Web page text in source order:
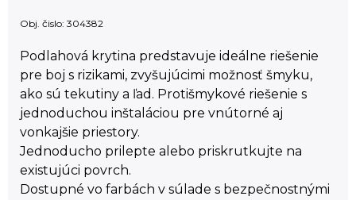
Obj. čislo: 304382
Podlahová krytina predstavuje ideálne riešenie
pre boj s rizikami, zvyšujúcimi možnosť šmyku,
ako sú tekutiny a ľad. Protišmykové riešenie s
jednoduchou inštaláciou pre vnútorné aj
vonkajšie priestory.
Jednoducho prilepte alebo priskrutkujte na
existujúci povrch.
Dostupné vo farbách v súlade s bezpečnostnými